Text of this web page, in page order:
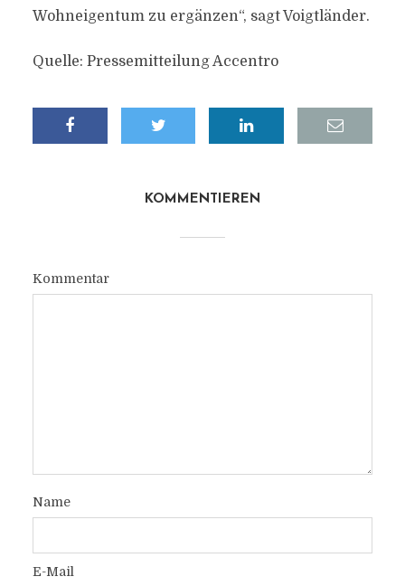
Wohneigentum zu ergänzen“, sagt Voigtländer.
Quelle: Pressemitteilung Accentro
KOMMENTIEREN
Kommentar
Name
E-Mail